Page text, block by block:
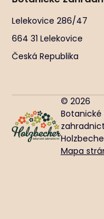
Lelekovice 286/47
664 31 Lelekovice
Česká Republika
© 2026
Botanické
Mapa